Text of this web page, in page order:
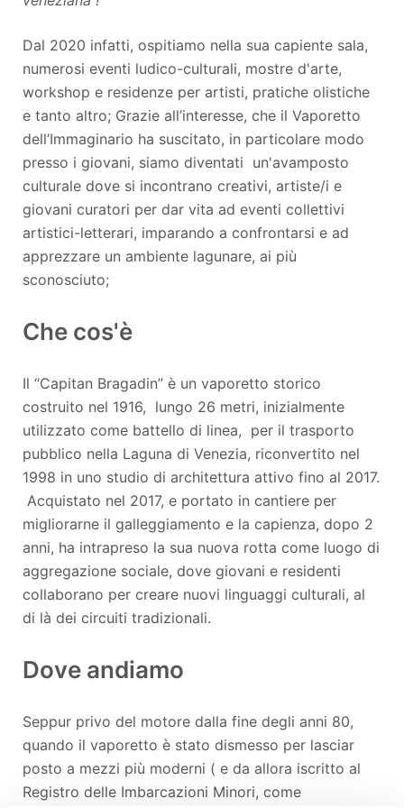
Dal 2020 infatti, ospitiamo nella sua capiente sala,
numerosi eventi ludico-culturali, mostre d'arte,
workshop e residenze per artisti, pratiche olistiche
e tanto altro; Grazie all’interesse, che il Vaporetto
dell’Immaginario ha suscitato, in particolare modo
presso i giovani, siamo diventati un'avamposto
culturale dove si incontrano creativi, artiste/i e
giovani curatori per dar vita ad eventi collettivi
artistici-letterari, imparando a confrontarsi e ad
apprezzare un ambiente lagunare, ai più
sconosciuto;
Che cos'è
Il “Capitan Bragadin” è un vaporetto storico
costruito nel 1916, lungo 26 metri, inizialmente
utilizzato come battello di linea, per il trasporto
pubblico nella Laguna di Venezia, riconvertito nel
1998 in uno studio di architettura attivo fino al 2017.
Acquistato nel 2017, e portato in cantiere per
migliorarne il galleggiamento e la capienza, dopo 2
anni, ha intrapreso la sua nuova rotta come luogo di
aggregazione sociale, dove giovani e residenti
collaborano per creare nuovi linguaggi culturali, al
di là dei circuiti tradizionali.
Dove andiamo
Seppur privo del motore dalla fine degli anni 80,
quando il vaporetto è stato dismesso per lasciar
posto a mezzi più moderni ( e da allora iscritto al
Registro delle Imbarcazioni Minori, come